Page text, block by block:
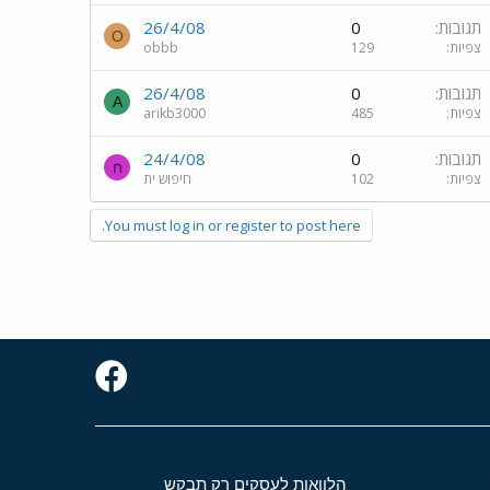
תגובות 0
צפיות 129
26/4/08
obbb
O
תגובות 0
צפיות 485
26/4/08
arikb3000
A
תגובות 0
צפיות 102
24/4/08
חיפוש ית
ח
You must log in or register to post here.
הלוואות לעסקים רק תבקש